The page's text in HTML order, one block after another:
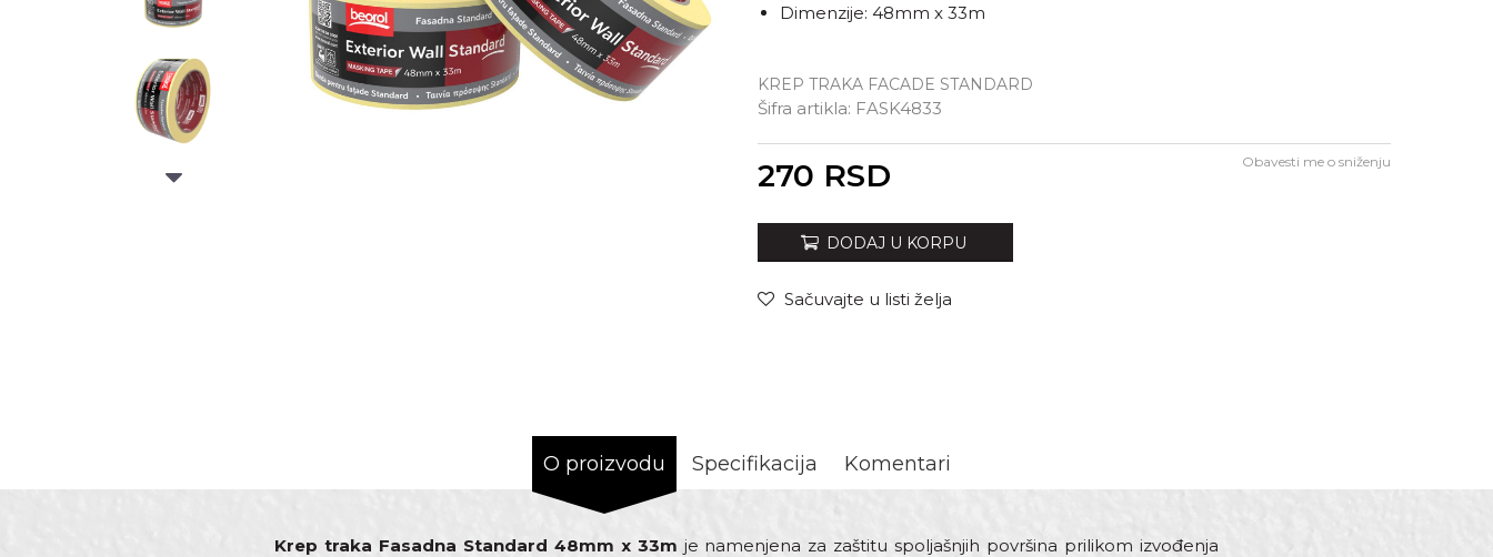
KREP TRAKA FACADE STANDARD
Šifra artikla: FASK4833
Dimenzije: 48mm x 33m
270 RSD Obavesti me o sniženju
DODAJ U KORPU
Sačuvajte u listi želja
O proizvodu Specifikacija Komentari
Krep traka Fasadna Standard 48mm x 33m je namenjena za zaštitu spoljašnjih površina prilikom izvođenja